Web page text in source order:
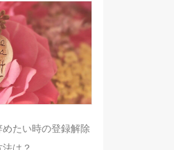
たい時の登録解除